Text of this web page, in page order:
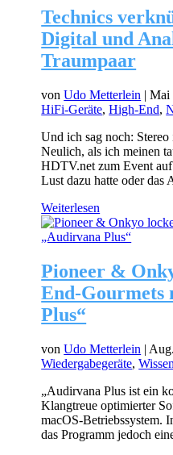
Technics
Digital und
Traumpaar
vonUdo Metterlein |Mai
HiFi-Geräte,High-End,
Und ich sag noch:
Neulich, als ich meinen
HDTV.net zum Event
Lust dazu hatte oder das
Weiterlesen
Pioneer &
End-Gourmets
Plus“
vonUdo Metterlein |
Wiedergabegeräte,
„Audirvana Plus ist ein
Klangtreue optimierter
macOS-Betriebssystem.
das Programm jedoch